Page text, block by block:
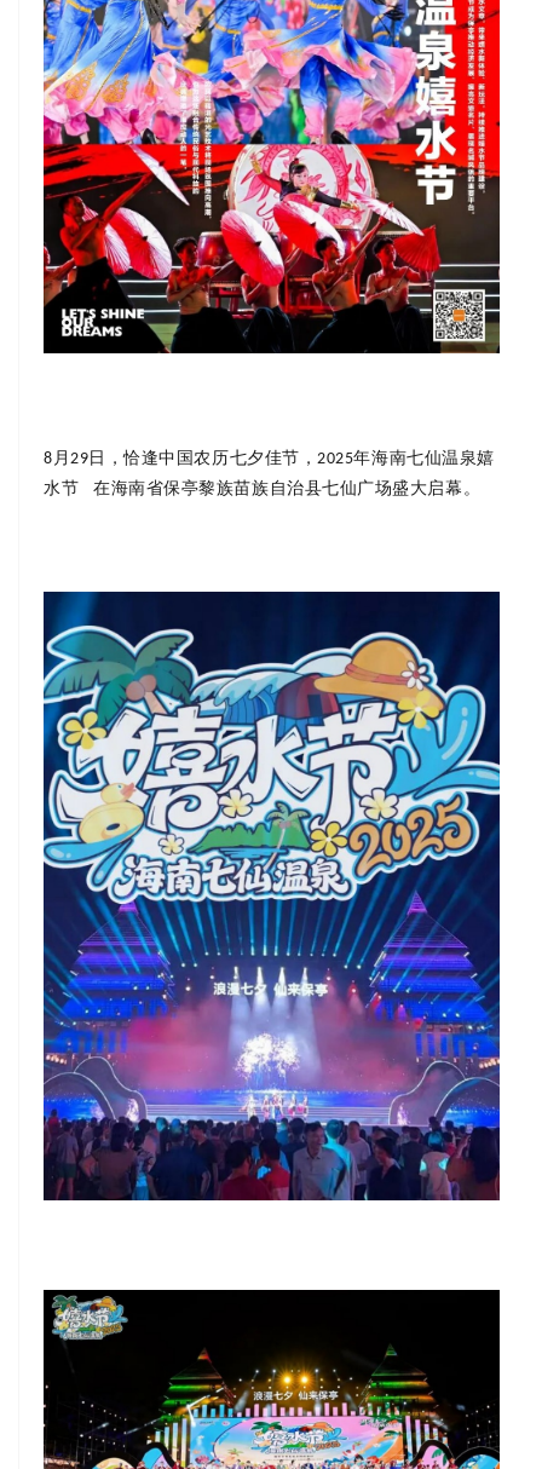
8 月 29 日，恰逢中国农历七夕佳节， 2025年海南七仙温泉嬉
水节
在海南省保亭黎族苗族自治县七仙广场盛大启幕。